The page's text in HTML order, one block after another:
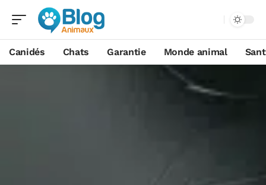
Canidés Chats Garantie Monde animal